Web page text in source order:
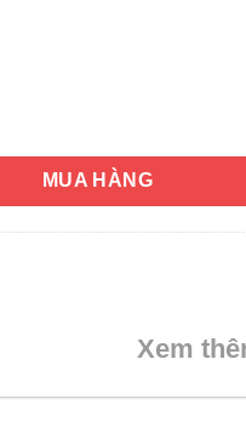
miễn dịch Blackmores
MUA HÀNG
Xem